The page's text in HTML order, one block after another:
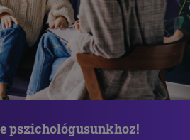
pszichológusunkhoz!